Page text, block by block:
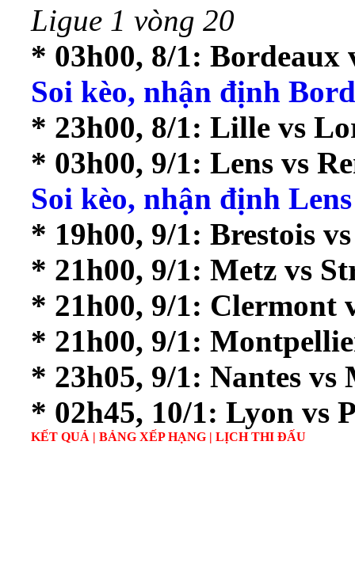
Ligue 1 vòng 20
* 03h00, 8/1:
Soi kèo, nhận định
* 23h00, 8/1: Lille vs
* 03h00, 9/1: Lens vs
Soi kèo, nhận định
* 19h00, 9/1: Brestois
* 21h00, 9/1: Metz vs
* 21h00, 9/1: Clermont
* 21h00, 9/1:
* 23h05, 9/1: Nantes vs
* 02h45, 10/1: Lyon vs
KẾT QUẢ |BẢNG XẾP HẠNG |LỊCH THI ĐẤU